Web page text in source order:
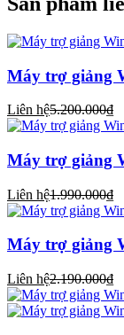
Máy trợ giảng
Liên hệ5.200.000₫
Máy trợ giảng
Liên hệ1.990.000₫
Máy trợ giảng
Liên hệ2.190.000₫